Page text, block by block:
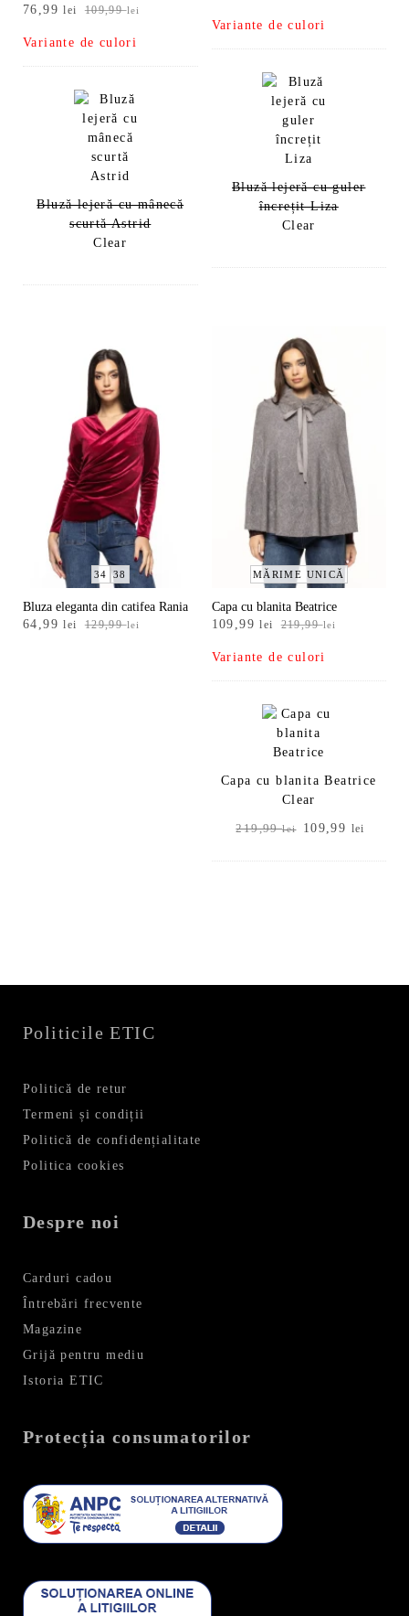
109,99lei
Prețul
a
fost:
76,99lei
Prețul
este:
76,99 lei.
Variante de culori
Bluză lejeră cu mânecă
scurtă Astrid
Clear
a
fost:
este:
79,99 lei.
Variante de culori
Bluză lejeră cu guler
încrețit Liza
Clear
34 38
Bluza eleganta din catifea Rania
129,99lei
Prețul
64,99lei
Prețul
MĂRIME UNICĂ
Capa cu blanita Beatrice
219,99lei
Prețul
a
fost:
109,99lei
Prețul
este:
109,99 lei.
Variante de culori
Capa cu blanita Beatrice
Clear
219,99lei
Prețul
a
109,99 lei
este:
Politicile ETIC
Politică de retur
Termeni și condiții
Politică de confidențialitate
Politica cookies
Despre noi
Carduri cadou
Întrebări frecvente
Magazine
Grijă pentru mediu
Istoria ETIC
Protecția consumatorilor